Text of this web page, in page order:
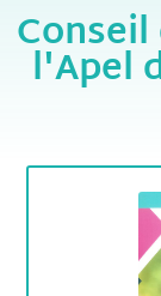
l'Apel